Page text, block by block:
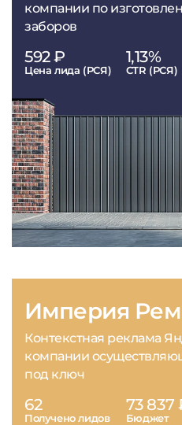
компании по
заборов
592 ₽
Цена лида (РСЯ)
1,13%
CTR (РСЯ)
Империя
Контекстная реклама
компании
под ключ
62
Получено лидов
73 837
Бюджет